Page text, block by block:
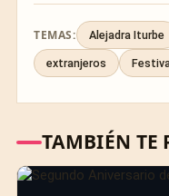
TEMAS: Alejadra Iturbe
extranjeros
TAMBIÉN TE